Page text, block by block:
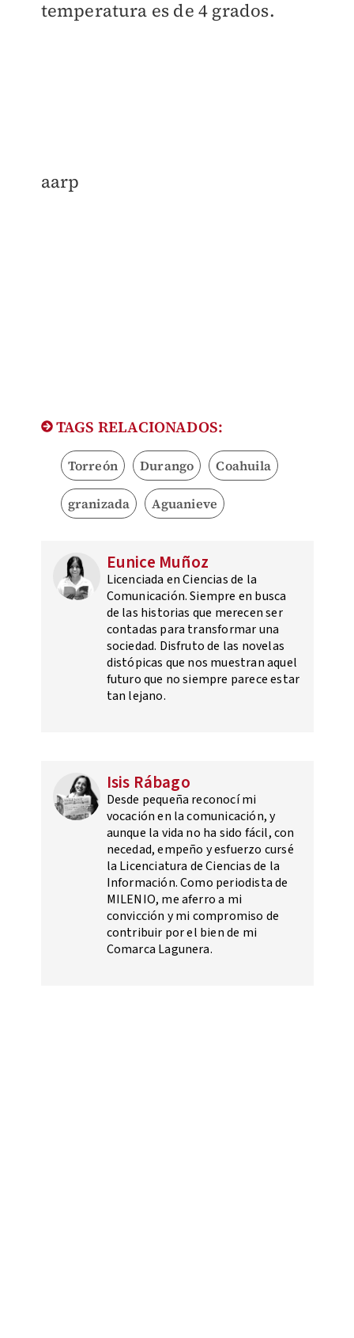
temperatura es de 4 grados.
aarp
TAGS RELACIONADOS:
Torreón Durango Coahuila
granizada Aguanieve
Eunice Muñoz
Licenciada en Ciencias de la
Comunicación. Siempre en busca
de las historias que merecen ser
contadas para transformar una
sociedad. Disfruto de las novelas
distópicas que nos muestran aquel
futuro que no siempre parece estar
tan lejano.
Isis Rábago
Desde pequeña reconocí mi
vocación en la comunicación, y
aunque la vida no ha sido fácil, con
necedad, empeño y esfuerzo cursé
la Licenciatura de Ciencias de la
Información. Como periodista de
MILENIO, me aferro a mi
convicción y mi compromiso de
contribuir por el bien de mi
Comarca Lagunera.